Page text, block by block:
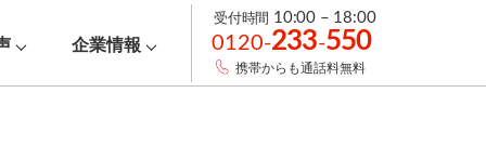
企業情報
受付時間 10:00 – 18:00
0120-233-550
携帯からも通話料無料